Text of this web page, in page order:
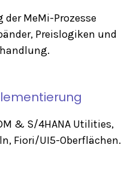
MeMi-Prozesse
Preislogiken und
& S/4HANA Utilities,
Fiori/UI5-Oberflächen.